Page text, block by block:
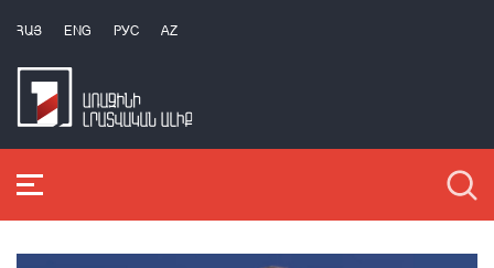
ՀԱՅ ENG РУС AZ